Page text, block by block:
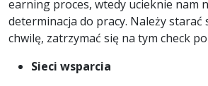
earning proces, wtedy ucieknie nam
determinacja do pracy. Należy starać
chwilę, zatrzymać się na tym check
Sieci wsparcia